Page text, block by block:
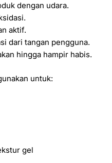
dengan udara.
aktif.
dari tangan pengguna.
hingga hampir habis.
untuk:
gel